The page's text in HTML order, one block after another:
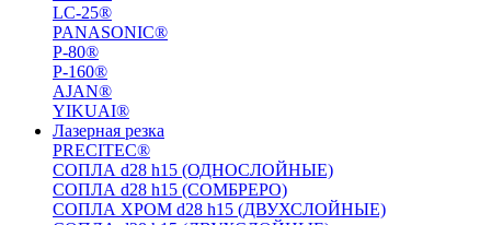
LC-25®
PANASONIC®
P-80®
P-160®
AJAN®
YIKUAI®
Лазерная резка
PRECITEC®
СОПЛА d28 h15 (ОДНОСЛОЙНЫЕ)
СОПЛА d28 h15 (СОМБРЕРО)
СОПЛА ХРОМ d28 h15 (ДВУХСЛОЙНЫЕ)